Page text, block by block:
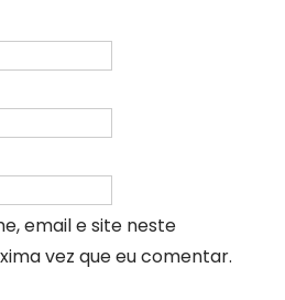
email e site neste
vez que eu comentar.